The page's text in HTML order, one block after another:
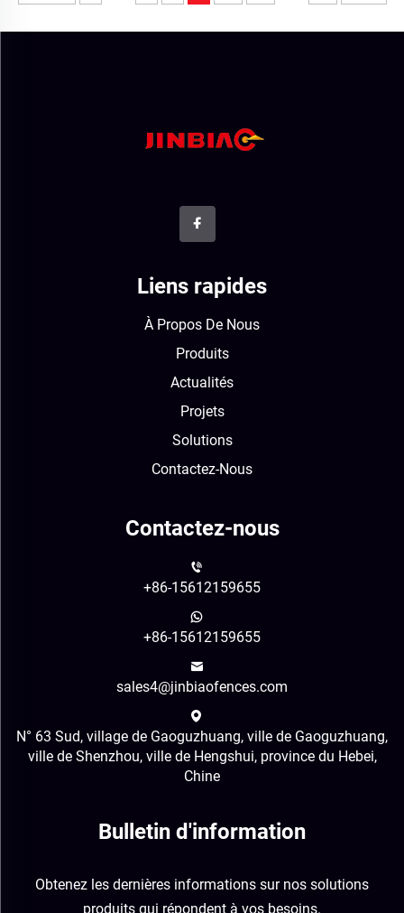
Liens rapides
À Propos De Nous
Produits
Actualités
Projets
Solutions
Contactez-Nous
Contactez-nous
+86-15612159655
+86-15612159655
sales4@jinbiaofences.com
N° 63 Sud, village de Gaoguzhuang, ville de Gaoguzhuang,
ville de Shenzhou, ville de Hengshui, province du Hebei,
Chine
Bulletin d'information
Obtenez les dernières informations sur nos solutions
produits qui répondent à vos besoins.